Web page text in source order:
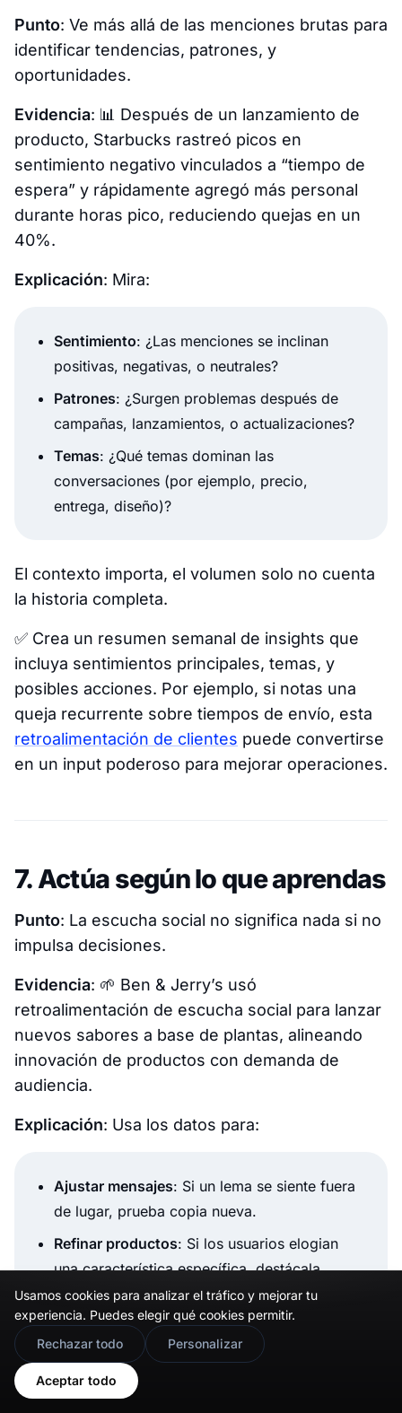
Punto: Ve más allá de las menciones brutas para
identificar tendencias, patrones, y
oportunidades.
Evidencia: 📊 Después de un lanzamiento de
producto, Starbucks rastreó picos en
sentimiento negativo vinculados a “tiempo de
espera” y rápidamente agregó más personal
durante horas pico, reduciendo quejas en un
40%.
Explicación: Mira:
Sentimiento: ¿Las menciones se inclinan
positivas, negativas, o neutrales?
Patrones: ¿Surgen problemas después de
campañas, lanzamientos, o actualizaciones?
Temas: ¿Qué temas dominan las
conversaciones (por ejemplo, precio,
entrega, diseño)?
El contexto importa, el volumen solo no cuenta
la historia completa.
✅ Crea un resumen semanal de insights que
incluya sentimientos principales, temas, y
posibles acciones. Por ejemplo, si notas una
queja recurrente sobre tiempos de envío, esta
retroalimentación de clientes puede convertirse
en un input poderoso para mejorar operaciones.
7. Actúa según lo que aprendas
Punto: La escucha social no significa nada si no
impulsa decisiones.
Evidencia: 🌱 Ben & Jerry’s usó
retroalimentación de escucha social para lanzar
nuevos sabores a base de plantas, alineando
innovación de productos con demanda de
audiencia.
Explicación: Usa los datos para:
Ajustar mensajes: Si un lema se siente fuera
de lugar, prueba copia nueva.
Refinar productos: Si los usuarios elogian
una característica específica, destácala.
Involucrarme directamente: Agradece a
defensores, responde a quejas, o pide más
información.
Usamos cookies para analizar el tráfico y mejorar tu
experiencia. Puedes elegir qué cookies permitir.
Rechazar todo
Personalizar
Aceptar todo
🇬🇧 Would you prefer this site in English?
View in English